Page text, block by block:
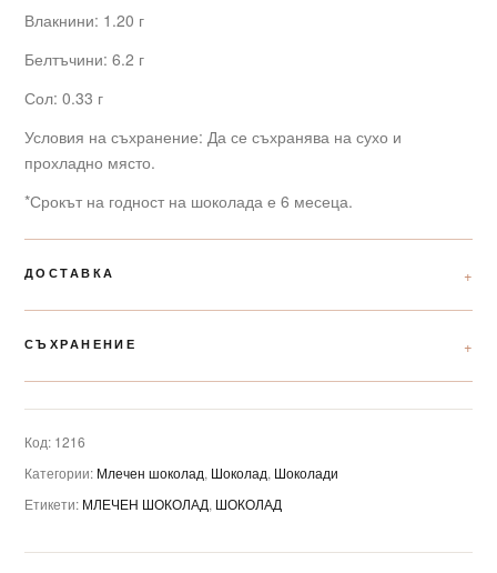
Влакнини: 1.20 г
Белтъчини: 6.2 г
Сол: 0.33 г
Условия на съхранение: Да се съхранява на сухо и
прохладно място.
*Срокът на годност на шоколада е 6 месеца.
ДОСТАВКА
СЪХРАНЕНИЕ
Код: 1216
Категории: Млечен шоколад, Шоколад, Шоколади
Етикети: МЛЕЧЕН ШОКОЛАД, ШОКОЛАД